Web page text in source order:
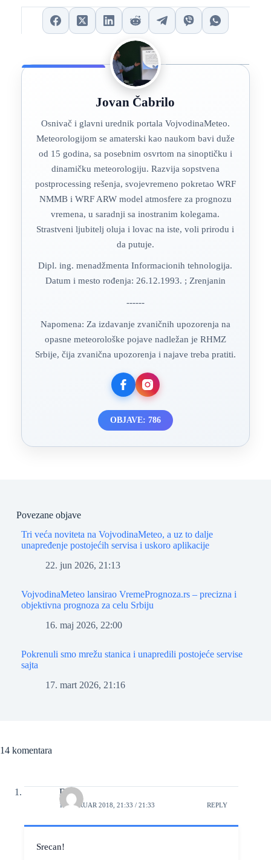
Jovan Čabrilo
Osnivač i glavni urednik portala VojvodinaMeteo.
Meteorologijom se amaterski kao naukom bavi duže
od 15 godina, sa posebnim osvrtom na sinoptičku i
dinamičku meteorologiju. Razvija sopstvena
postprocessing rešenja, svojevremeno pokretao WRF
NMMB i WRF ARW model atmosfere za prognozu
vremena, u saradnji sa inostranim kolegama.
Strastveni ljubitelj oluja i lovac na iste, voli prirodu i
da putuje.
Dipl. ing. menadžmenta Informacionih tehnologija.
Datum i mesto rođenja: 26.12.1993. ; Zrenjanin
------
Napomena: Za izdavanje zvaničnih upozorenja na
opasne meteorološke pojave nadležan je RHMZ
Srbije, čija zvanična upozorenja i najave treba pratiti.
OBJAVE: 786
Povezane objave
Tri veća noviteta na VojvodinaMeteo, a uz to dalje
unapređenje postojećih servisa i uskoro aplikacije
22. jun 2026, 21:13
VojvodinaMeteo lansirao VremePrognoza.rs – precizna i
objektivna prognoza za celu Srbiju
16. maj 2026, 22:00
Pokrenuli smo mrežu stanica i unapredili postojeće servise
sajta
17. mart 2026, 21:16
14 komentara
Didi
1. FEBRUAR 2018, 21:33 / 21:33 REPLY
Srecan!